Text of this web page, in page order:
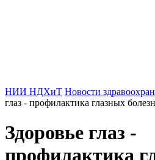
НИИ НДХиТ Новости
глаз - профилактика глазных
Здоровье глаз -
профилактика